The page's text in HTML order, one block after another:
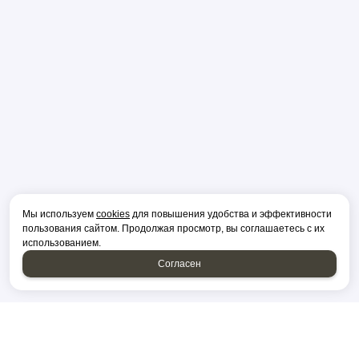
Мы используем cookies для повышения удобства и эффективности
пользования сайтом. Продолжая просмотр, вы соглашаетесь с их
использованием.
Согласен